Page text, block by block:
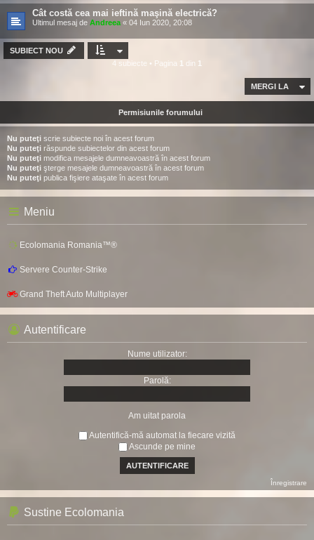
Cât costă cea mai ieftină maşină electrică?
Ultimul mesaj de Andreea « 04 Iun 2020, 20:08
SUBIECT NOU
4 subiecte • Pagina 1 din 1
MERGI LA
Permisiunile forumului
Nu puteţi scrie subiecte noi în acest forum
Nu puteţi răspunde subiectelor din acest forum
Nu puteţi modifica mesajele dumneavoastră în acest forum
Nu puteţi şterge mesajele dumneavoastră în acest forum
Nu puteţi publica fişiere ataşate în acest forum
Meniu
Ecolomania Romania™®
Servere Counter-Strike
Grand Theft Auto Multiplayer
Autentificare
Nume utilizator:
Parolă:
Am uitat parola
Autentifică-mă automat la fiecare vizită
Ascunde pe mine
Înregistrare
Sustine Ecolomania